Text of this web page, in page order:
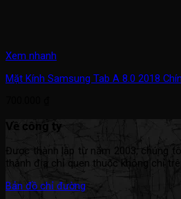
Xem nhanh
Mặt Kính Samsung Tab A 8.0 2018
Về công ty
Được thành lập từ năm 2003, chúng
thành địa chỉ quen thuộc không chỉ
Bản đồ chỉ đường